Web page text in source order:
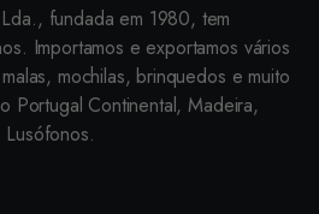
fundada em 1980, tem
Importamos e exportamos vários
mochilas, brinquedos e muito
Portugal Continental, Madeira,